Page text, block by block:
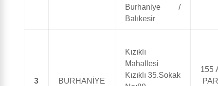
Burhaniye /
Balıkesir
3 BURHANİYE
Kızıklı
Mahallesi
Kızıklı 35.Sokak
155